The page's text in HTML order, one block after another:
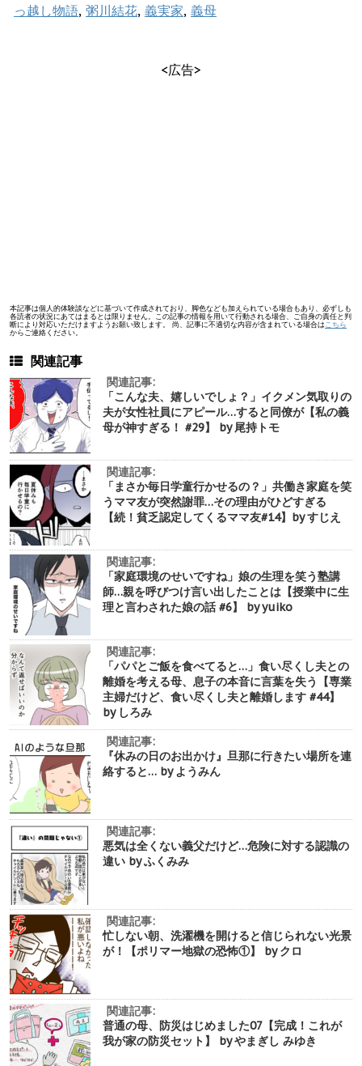
っ越し物語, 粥川結花, 義実家, 義母
<広告>
本記事は個人的体験談などに基づいて作成されており、脚色なども加えられている場合もあり、必ずしも
各読者の状況にあてはまるとは限りません。この記事の情報を用いて行動される場合、ご自身の責任と判
断により対応いただけますようお願い致します。 尚、記事に不適切な内容が含まれている場合は こちら
からご連絡ください。
関連記事
関連記事:
「こんな夫、嬉しいでしょ？」イクメン気取りの
夫が女性社員にアピール…すると同僚が【私の義
母が神すぎる！ #29】 by 尾持トモ
関連記事:
「まさか毎日学童行かせるの？」共働き家庭を笑
うママ友が突然謝罪…その理由がひどすぎる
【続！貧乏認定してくるママ友#14】by すじえ
関連記事:
「家庭環境のせいですね」娘の生理を笑う塾講
師…親を呼びつけ言い出したことは【授業中に生
理と言わされた娘の話 #6】 by yuiko
関連記事:
「パパとご飯を食べてると…」食い尽くし夫との
離婚を考える母、息子の本音に言葉を失う【専業
主婦だけど、食い尽くし夫と離婚します #44】
by しろみ
関連記事:
『休みの日のお出かけ』旦那に行きたい場所を連
絡すると… by ようみん
関連記事:
悪気は全くない義父だけど…危険に対する認識の
違い by ふくみみ
関連記事:
忙しない朝、洗濯機を開けると信じられない光景
が！【ポリマー地獄の恐怖①】 by クロ
関連記事:
普通の母、防災はじめました07【完成！これが
我が家の防災セット】 by やまぎし みゆき